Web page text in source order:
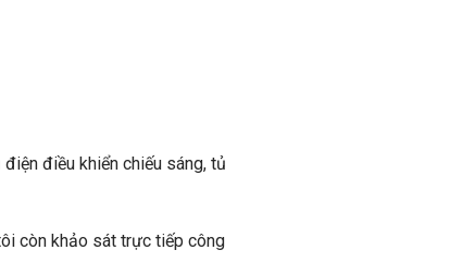
điều khiển chiếu sáng, tủ
còn khảo sát trực tiếp công